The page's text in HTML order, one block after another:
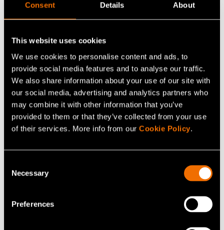
Consent Details About
This website uses cookies
We use cookies to personalise content and ads, to
provide social media features and to analyse our traffic.
We also share information about your use of our site with
our social media, advertising and analytics partners who
may combine it with other information that you’ve
provided to them or that they’ve collected from your use
of their services. More info from our Cookie Policy.
Selection
Necessary
Preferences
Antibioottiresistenssi on vakava uhka terveydelle
Kansainvälisen terveysjärjestön WHO:n mukaan
antibioottiresistenssi muodostaa maailmanlaajuisen
terveysuhan. Antibioottiresistenssi tarkoittaa
antibioottien tehon heikentymistä. Se lisää ihmisten ja
eläinten sairastavuutta ja kuolleisuutta sekä
terveydenhuollon kustannuksia. Antibioottiresistenssistä
on muodostunut yksi lääketieteen ja eläinlääketieteen
Jaa